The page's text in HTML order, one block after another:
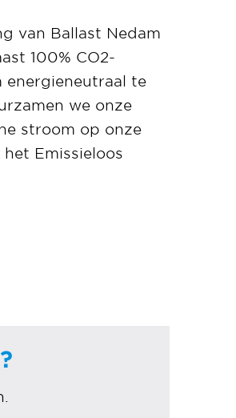
van Ballast Nedam
100% CO2-
te
we onze
stroom op onze
Emissieloos